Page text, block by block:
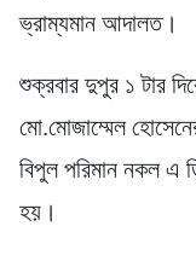
ভ্রাম্যমান আদালত।
শুক্রবার দুপুর ১ টার
মো.মোজাম্মেল
বিপুল পরিমান নকল এ
হয়।